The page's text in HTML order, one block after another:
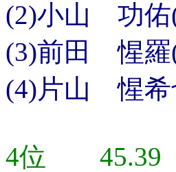
(2)小山 功佑
(3)前田 惺羅
(4)片山 惺希
4位 45.39